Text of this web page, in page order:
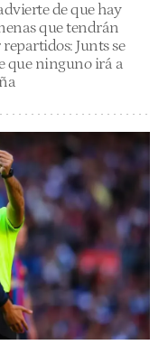
de que hay
que tendrán
repartidos: Junts se
que ninguno irá a